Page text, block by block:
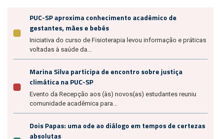
PUC-SP aproxima conhecimento acadêmico de
gestantes, mães e bebês
Iniciativa do curso de Fisioterapia levou informação e práticas
voltadas à saúde da...
Marina Silva participa de encontro sobre justiça
climática na PUC-SP
Evento da Recepção aos (às) novos(as) estudantes reuniu
comunidade acadêmica para...
Dois Papas: uma ode ao diálogo em tempos de certezas
absolutas